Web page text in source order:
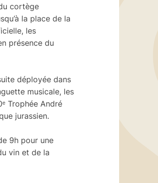
cortège
la place de la
les
présence du
déployée dans
musicale, les
Trophée André
jurassien.
9h pour une
vin et de la